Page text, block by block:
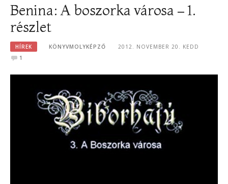
Benina: A boszorka városa – 1.
részlet
HÍREK KÖNYVMOLYKÉPZŐ
2012. NOVEMBER 20. KEDD
1